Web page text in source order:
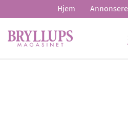
Hjem Annonsere